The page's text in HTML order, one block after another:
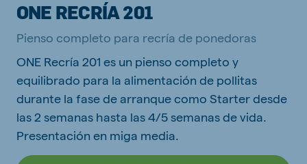
ONE RECRÍA 201
Pienso completo para recría de ponedoras
ONE Recría 201 es un pienso completo y
equilibrado para la alimentación de pollitas
durante la fase de arranque como Starter desde
las 2 semanas hasta las 4/5 semanas de vida.
Presentación en miga media.